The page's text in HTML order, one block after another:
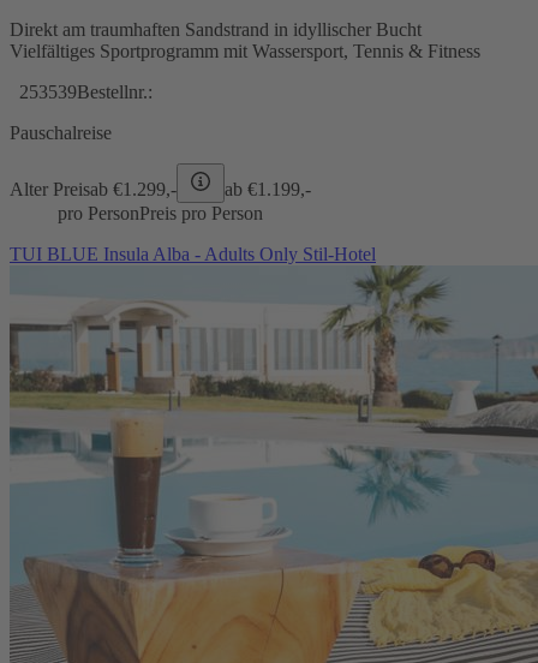
Direkt am traumhaften Sandstrand in idyllischer Bucht
Vielfältiges Sportprogramm mit Wassersport, Tennis & Fitness
253539Bestellnr.:
Pauschalreise
Alter Preisab €1.299,- ab €1.199,-
pro PersonPreis pro Person
TUI BLUE Insula Alba - Adults Only Stil-Hotel